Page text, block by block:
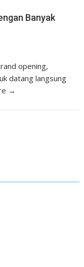
Banyak
opening,
datang langsung
→